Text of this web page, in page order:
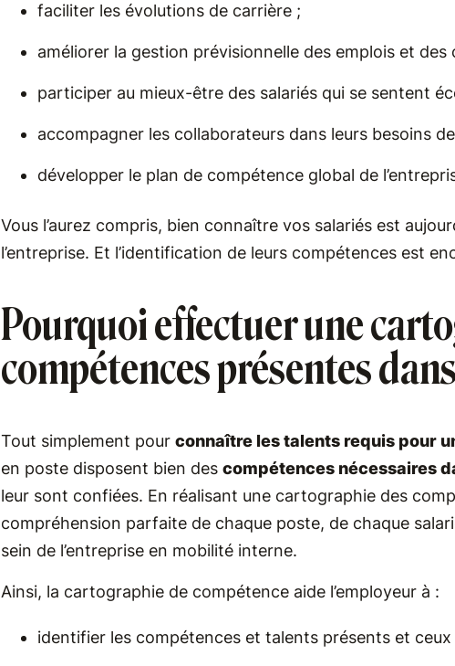
faciliter les évolutions de carrière ;
améliorer la gestion prévisionnelle des emplois et des
participer au mieux-être des salariés qui se sentent
accompagner les collaborateurs dans leurs besoins
développer le plan de compétence global de
Vous l’aurez compris, bien connaître vos salariés est
l’entreprise. Et l’identification de leurs compétences est
Pourquoi effectuer une
compétences présentes
Tout simplement pour connaître les talents requis pour
en poste disposent bien des compétences nécessaires
leur sont confiées. En réalisant une cartographie des
compréhension parfaite de chaque poste, de chaque
sein de l’entreprise en mobilité interne.
Ainsi, la cartographie de compétence aide l’employeur à :
identifier les compétences et talents présents et